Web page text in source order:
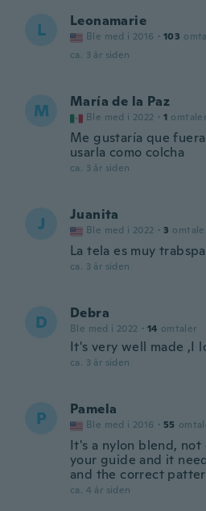
L Leonamarie
Ble med i 2016 · 103
ca. 3 år siden
M María de la Paz
Ble med i 2022 · 1 omtaler
Me gustaría que
usarla como colcha
ca. 3 år siden
J Juanita
Ble med i 2022 · 3
La tela es muy
ca. 3 år siden
D Debra
Ble med i 2022 · 14 omtaler
It's very well made ,I
ca. 3 år siden
P Pamela
Ble med i 2016 · 55
It's a nylon blend,
your guide and it
and the correct
ca. 4 år siden